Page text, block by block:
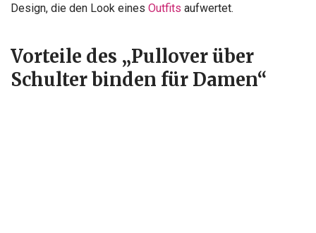
Design, die den Look eines Outfits aufwertet.
Vorteile des „Pullover über
Schulter binden für Damen“